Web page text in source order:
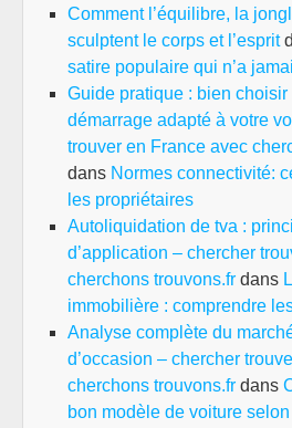
Comment l’équilibre, la
sculptent le corps et l’esprit
satire populaire qui n’a
Guide pratique : bien
démarrage adapté à votre
trouver en France avec
dans Normes connectivité:
les propriétaires
Autoliquidation de tva :
d’application – chercher
cherchons trouvons.fr dans
immobilière : comprendre
Analyse complète du
d’occasion – chercher
cherchons trouvons.fr dans
bon modèle de voiture